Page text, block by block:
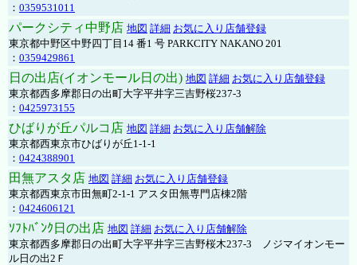
： 0359531011
パークシティ中野店 地図 詳細 お気に入り店舗登録
東京都中野区中野四丁目14 番1 号 PARKCITY NAKANO 201
： 0359429861
日の出店(イオンモール日の出) 地図 詳細 お気に入り店舗登録
東京都西多摩郡日の出町大字平井字三吉野桜237-3
： 0425973155
ひばりが丘パルコ店 地図 詳細 お気に入り店舗解除
東京都西東京市ひばりが丘1-1-1
： 0424388901
田無アスタ店 地図 詳細 お気に入り店舗登録
東京都西東京市田無町2-1-1 アスタ田無専門店棟2階
： 0424606121
ｿﾌﾄﾊﾞﾝｸ日の出店 地図 詳細 お気に入り店舗解除
東京都西多摩郡日の出町大字平井字三吉野桜木237-3 ノジマイオンモー
ル日の出2Ｆ